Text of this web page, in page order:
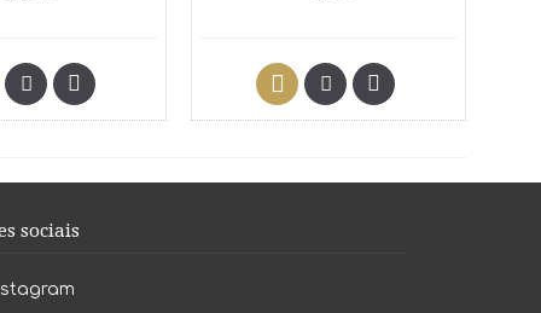
sociais